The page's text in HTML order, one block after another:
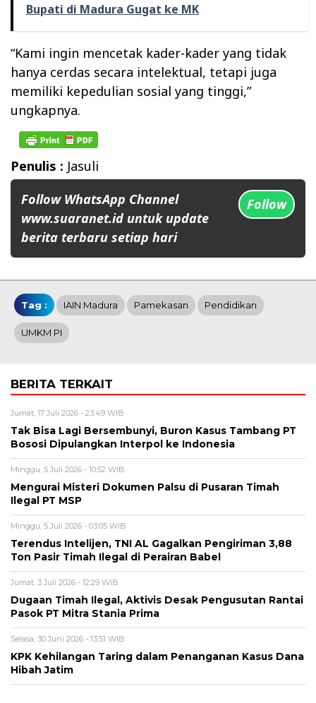
Bupati di Madura Gugat ke MK
“Kami ingin mencetak kader-kader yang tidak
hanya cerdas secara intelektual, tetapi juga
memiliki kepedulian sosial yang tinggi,”
ungkapnya.
Penulis : Jasuli
Follow WhatsApp Channel
www.suaranet.id untuk update
berita terbaru setiap hari
Follow
Tag : IAIN Madura Pamekasan Pendidikan
UMKM PI
BERITA TERKAIT
Jumat, 17 Juli 2026 - 23:49 WIB
Tak Bisa Lagi Bersembunyi, Buron Kasus Tambang PT
Bososi Dipulangkan Interpol ke Indonesia
Minggu, 5 Juli 2026 - 10:52 WIB
Mengurai Misteri Dokumen Palsu di Pusaran Timah
Ilegal PT MSP
Minggu, 5 Juli 2026 - 03:05 WIB
Terendus Intelijen, TNI AL Gagalkan Pengiriman 3,88
Ton Pasir Timah Ilegal di Perairan Babel
Jumat, 3 Juli 2026 - 12:29 WIB
Dugaan Timah Ilegal, Aktivis Desak Pengusutan Rantai
Pasok PT Mitra Stania Prima
Selasa, 30 Juni 2026 - 13:51 WIB
KPK Kehilangan Taring dalam Penanganan Kasus Dana
Hibah Jatim